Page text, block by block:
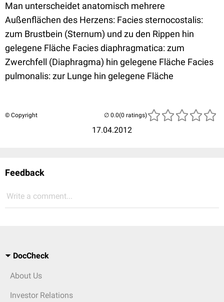
Man unterscheidet anatomisch mehrere
Außenflächen des Herzens: Facies sternocostalis:
zum Brustbein (Sternum) und zu den Rippen hin
gelegene Fläche Facies diaphragmatica: zum
Zwerchfell (Diaphragma) hin gelegene Fläche Facies
pulmonalis: zur Lunge hin gelegene Fläche
© Copyright
17.04.2012
(0 ratings)
Feedback
Write a comment...
DocCheck
About Us
Investor Relations